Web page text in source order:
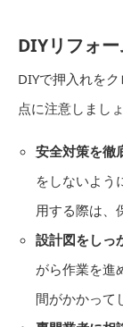
DIYリフォ
DIYで押入れを
点に注意しましょ
安全対策を徹
をしないよう
用する際は、
設計図をしっ
がら作業を進
間がかかって